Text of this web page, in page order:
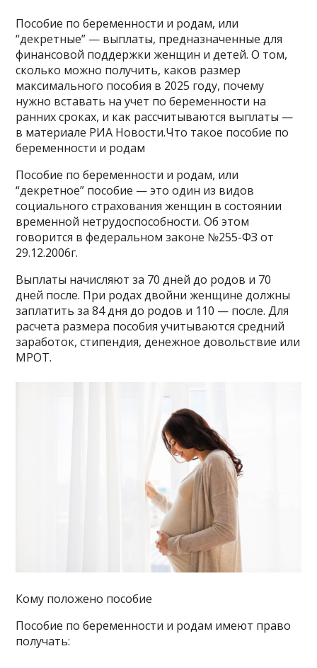
Пособие по беременности и родам, или
“декретные” — выплаты, предназначенные для
финансовой поддержки женщин и детей. О том,
сколько можно получить, каков размер
максимального пособия в 2025 году, почему
нужно вставать на учет по беременности на
ранних сроках, и как рассчитываются выплаты —
в материале РИА Новости.Что такое пособие по
беременности и родам
Пособие по беременности и родам, или
“декретное” пособие — это один из видов
социального страхования женщин в состоянии
временной нетрудоспособности. Об этом
говорится в федеральном законе №255-ФЗ от
29.12.2006г.
Выплаты начисляют за 70 дней до родов и 70
дней после. При родах двойни женщине должны
заплатить за 84 дня до родов и 110 — после. Для
расчета размера пособия учитываются средний
заработок, стипендия, денежное довольствие или
МРОТ.
Кому положено пособие
Пособие по беременности и родам имеют право
получать: